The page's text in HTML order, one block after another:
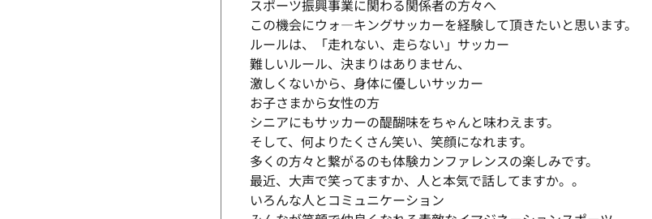
スポーツ振興事業に関わる関係者の方々へ
この機会にウォ―キングサッカーを経験して頂きたいと思います。
ルールは、「走れない、走らない」サッカー
難しいルール、決まりはありません、
激しくないから、身体に優しいサッカー
お子さまから女性の方
シニアにもサッカーの醍醐味をちゃんと味わえます。
そして、何よりたくさん笑い、笑顔になれます。
多くの方々と繋がるのも体験カンファレンスの楽しみです。
最近、大声で笑ってますか、人と本気で話してますか。。
いろんな人とコミュニケーション